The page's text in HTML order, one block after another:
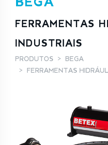
FERRAMENTAS
INDUSTRIAIS
PRODUTOS
BEGA
FERRAMENTAS